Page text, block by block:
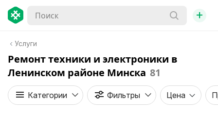
+
Услуги
Ремонт техники и электроники в
Ленинском районе Минска 81
Категории Фильтры Цена